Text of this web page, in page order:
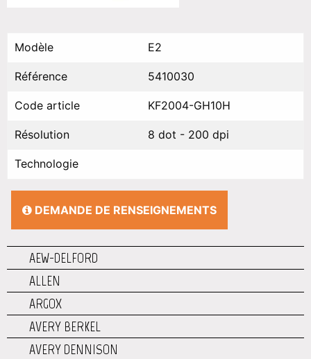
AEW-DELFORD
ALLEN
ARGOX
AVERY BERKEL
AVERY DENNISON
Modèle E2
Référence 5410030
Code article KF2004-GH10H
Résolution 8 dot - 200 dpi
Technologie
DEMANDE DE RENSEIGNEMENTS